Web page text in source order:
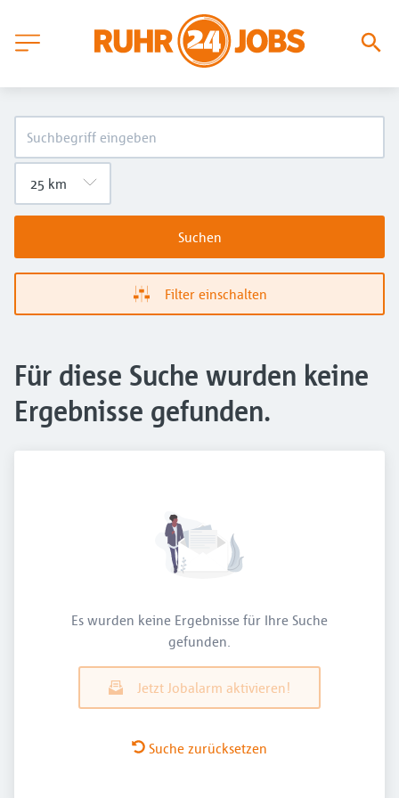
Suchen
Filter einschalten
Für diese Suche wurden keine
Ergebnisse gefunden.
Es wurden keine Ergebnisse für Ihre Suche
gefunden.
Jetzt Jobalarm aktivieren!
Suche zurücksetzen